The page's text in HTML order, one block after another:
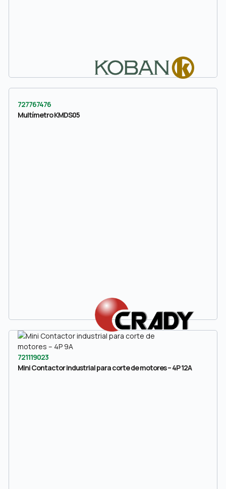
727767476
Multímetro KMDS05
721119023
Mini Contactor industrial para corte de motores – 4P 12A